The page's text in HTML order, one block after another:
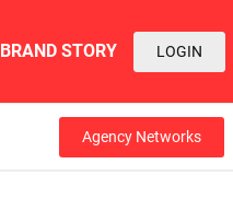
BRAND STORY LOGIN
Agency Networks